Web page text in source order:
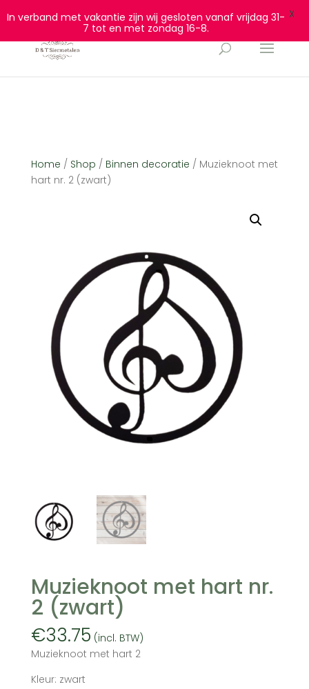
0628932940 info@dtsiermetalen.nl
Home / Shop / Binnen decoratie / Muzieknoot met
hart nr. 2 (zwart)
Muzieknoot met hart nr.
2 (zwart)
€33.75 (incl. BTW)
Muzieknoot met hart 2
Kleur: zwart
In verband met vakantie zijn wij gesloten vanaf vrijdag 31-
7 tot en met zondag 16-8.
X